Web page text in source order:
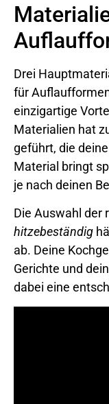
Drei
für
einzigartige
Materialien hat
geführt, die
Material bringt
je nach deinen
Die Auswahl der
hitzebeständig
ab. Deine
Gerichte und
dabei eine